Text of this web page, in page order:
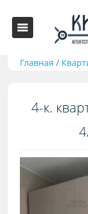
Главная /
4-к.